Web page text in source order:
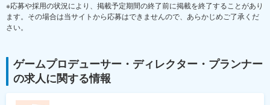
り、選考を通じて上下する可能性があります。月給(月額)は固定手当を
含めた表記です。
※応募や採用の状況により、掲載予定期間の終了前に掲載を終了することがあり
ます。その場合は当サイトから応募はできませんので、あらかじめご了承くだ
さい。
ゲームプロデューサー・ディレクター・プランナー
の求人に関する情報